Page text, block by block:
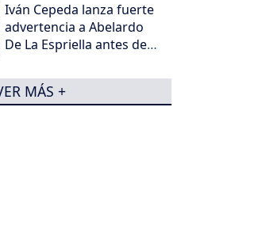
Iván Cepeda lanza fuerte
advertencia a Abelardo
De La Espriella antes de
MÁS +